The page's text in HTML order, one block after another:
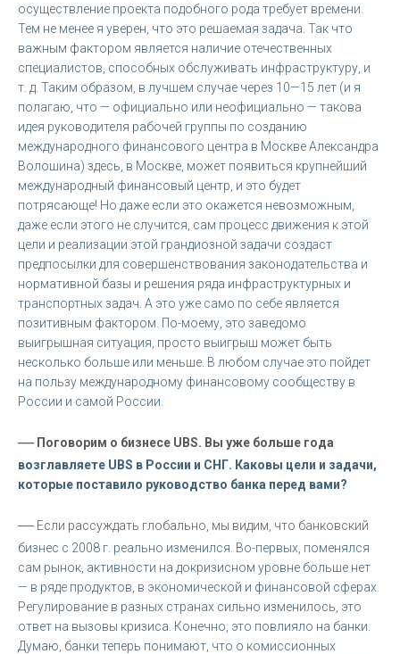
осуществление проекта подобного рода требует времени.
Тем не менее я уверен, что это решаемая задача. Так что
важным фактором является наличие отечественных
специалистов, способных обслуживать инфраструктуру, и
т. д. Таким образом, в лучшем случае через 10—15 лет (и я
полагаю, что — официально или неофициально — такова
идея руководителя рабочей группы по созданию
международного финансового центра в Москве Александра
Волошина) здесь, в Москве, может появиться крупнейший
международный финансовый центр, и это будет
потрясающе! Но даже если это окажется невозможным,
даже если этого не случится, сам процесс движения к этой
цели и реализации этой грандиозной задачи создаст
предпосылки для совершенствования законодательства и
нормативной базы и решения ряда инфраструктурных и
транспортных задач. А это уже само по себе является
позитивным фактором. По-моему, это заведомо
выигрышная ситуация, просто выигрыш может быть
несколько больше или меньше. В любом случае это пойдет
на пользу международному финансовому сообществу в
России и самой России.
— Поговорим о бизнесе UBS. Вы уже больше года
возглавляете UBS в России и СНГ. Каковы цели и задачи,
которые поставило руководство банка перед вами?
— Если рассуждать глобально, мы видим, что банковский
бизнес с 2008 г. реально изменился. Во-первых, поменялся
сам рынок, активности на докризисном уровне больше нет
— в ряде продуктов, в экономической и финансовой сферах.
Регулирование в разных странах сильно изменилось, это
ответ на вызовы кризиса. Конечно, это повлияло на банки.
Думаю, банки теперь понимают, что о комиссионных